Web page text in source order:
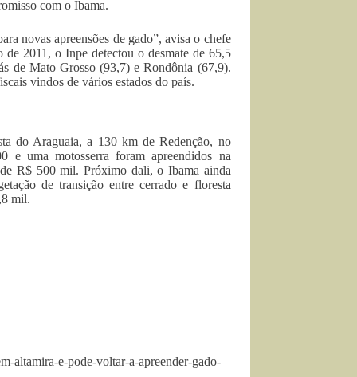
com o Ibama.
novas apreensões de gado”, avisa o chefe
2011, o Inpe detectou o desmate de 65,5
de Mato Grosso (93,7) e Rondônia (67,9).
vindos de vários estados do país.
do Araguaia, a 130 km de Redenção, no
e uma motosserra foram apreendidos na
R$ 500 mil. Próximo dali, o Ibama ainda
de transição entre cerrado e floresta
mil.
altamira-e-pode-voltar-a-apreender-gado-